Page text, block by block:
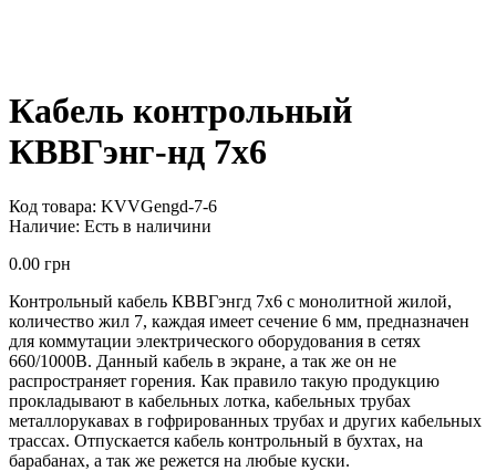
Кабель контрольный
КВВГэнг-нд 7х6
Код товара: KVVGengd-7-6
Наличие: Есть в наличини
0.00 грн
Контрольный кабель КВВГэнгд 7х6 с монолитной жилой,
количество жил 7, каждая имеет сечение 6 мм, предназначен
для коммутации электрического оборудования в сетях
660/1000В. Данный кабель в экране, а так же он не
распространяет горения. Как правило такую продукцию
прокладывают в кабельных лотка, кабельных трубах
металлорукавах в гофрированных трубах и других кабельных
трассах. Отпускается кабель контрольный в бухтах, на
барабанах, а так же режется на любые куски.